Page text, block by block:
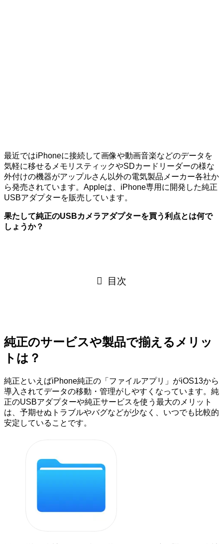
最近ではiPhoneに接続して画像や動画音楽などのデータを
気軽に移せるメモリスティックやSDカードリーダーの様な
外付けの機器がアップルさん以外の電気製品メーカー各社か
ら発売されています。Appleは、iPhone専用に開発した純正
USBアダプターを販売しています。
果たして純正のUSBカメラアダプターを買う利点とは何で
しょうか？
目次
純正のサービスや製品で揃えるメリッ
トは？
純正といえばiPhone純正の「ファイルアプリ」がiOS13から
導入されてデータの移動・管理がしやすくなっています。純
正のUSBアダプターや純正サービスを使う最大のメリット
は、予期せぬトラブルやバグなどが少なく、いつでも比較的
安定していることです。